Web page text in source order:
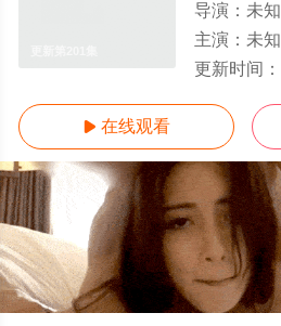
导演： 未知
主演： 未知
更新时间：
 在线观看